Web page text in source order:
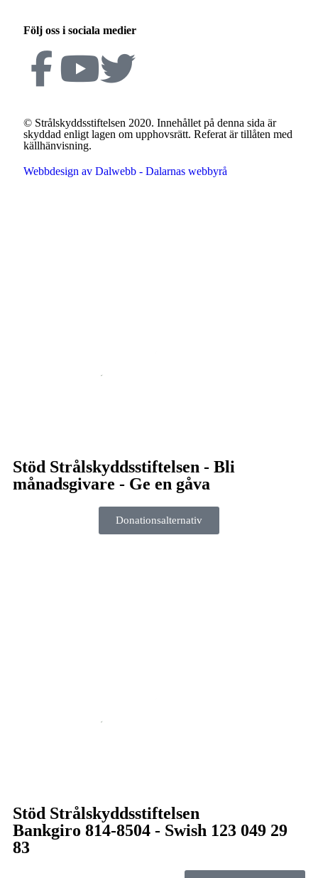
Följ oss i sociala medier
© Strålskyddsstiftelsen 2020. Innehållet på denna sida är
skyddad enligt lagen om upphovsrätt. Referat är tillåten med
källhänvisning.
Webbdesign av Dalwebb - Dalarnas webbyrå
Stöd Strålskyddsstiftelsen - Bli
månadsgivare - Ge en gåva
Donationsalternativ
Stöd Strålskyddsstiftelsen
Bankgiro 814-8504 - Swish 123 049 29
83